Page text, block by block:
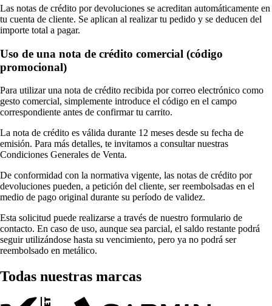
Las notas de crédito por devoluciones se acreditan automáticamente en
tu cuenta de cliente. Se aplican al realizar tu pedido y se deducen del
importe total a pagar.
Uso de una nota de crédito comercial (código
promocional)
Para utilizar una nota de crédito recibida por correo electrónico como
gesto comercial, simplemente introduce el código en el campo
correspondiente antes de confirmar tu carrito.
La nota de crédito es válida durante 12 meses desde su fecha de
emisión. Para más detalles, te invitamos a consultar nuestras
Condiciones Generales de Venta.
De conformidad con la normativa vigente, las notas de crédito por
devoluciones pueden, a petición del cliente, ser reembolsadas en el
medio de pago original durante su período de validez.
Esta solicitud puede realizarse a través de nuestro formulario de
contacto. En caso de uso, aunque sea parcial, el saldo restante podrá
seguir utilizándose hasta su vencimiento, pero ya no podrá ser
reembolsado en metálico.
Todas nuestras marcas